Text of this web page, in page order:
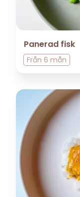
Panerad fisk
Från 6 mån